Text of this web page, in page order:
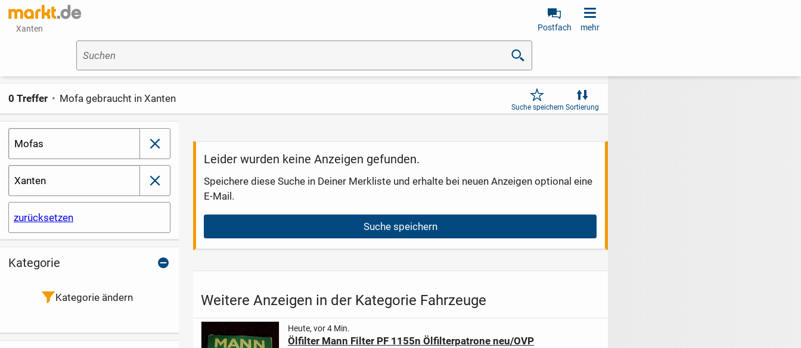
Xanten Postfach mehr
Suchen
Mofas schließen
Xanten schließen
zurücksetzen
0 Treffer Mofa gebraucht in Xanten
Suche speichern Sortierung
Leider wurden keine Anzeigen gefunden.
Speichere diese Suche in Deiner Merkliste und erhalte bei neuen Anzeigen optional eine
E-Mail.
Suche speichern
Weitere Anzeigen in der Kategorie Fahrzeuge
Heute, vor 4 Min.
Ölfilter Mann Filter PF 1155n Ölfilterpatrone neu/OVP
Kategorie
Kategorie ändern